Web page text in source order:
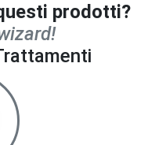
prodotti?